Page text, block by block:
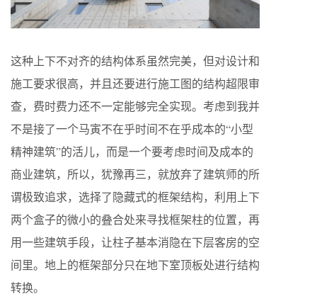
这种上下不对齐的结构体系虽然完美，但对设计和
施工要求很高，并且还要进行施工图的结构超限审
查，费时费力还不一定能够完全实现。考虑到我并
不是接了一个马寅不在乎时间不在乎成本的“小型
精神建筑”的活儿，而是一个要考虑时间及成本的
商业建筑，所以，犹豫再三，就放弃了建筑师的所
谓极致追求，选择了隐藏式的框架结构，利用上下
两个盒子的微小的叠合处来寻找框架柱的位置，再
用一些建筑手段，让柱子基本消隐在下层客房的空
间里。地上的框架部分只在地下室顶板处进行结构
转换。